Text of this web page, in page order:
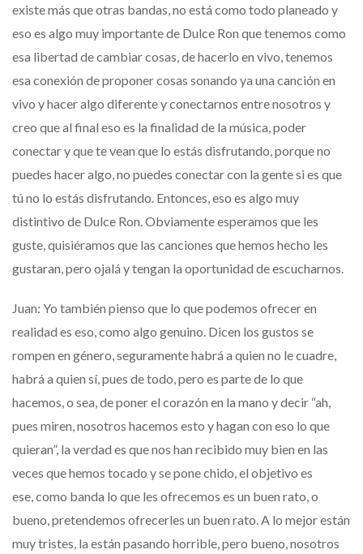
existe más que otras bandas, no está como todo planeado y
eso es algo muy importante de Dulce Ron que tenemos como
esa libertad de cambiar cosas, de hacerlo en vivo, tenemos
esa conexión de proponer cosas sonando ya una canción en
vivo y hacer algo diferente y conectarnos entre nosotros y
creo que al final eso es la finalidad de la música, poder
conectar y que te vean que lo estás disfrutando, porque no
puedes hacer algo, no puedes conectar con la gente si es que
tú no lo estás disfrutando. Entonces, eso es algo muy
distintivo de Dulce Ron. Obviamente esperamos que les
guste, quisiéramos que las canciones que hemos hecho les
gustaran, pero ojalá y tengan la oportunidad de escucharnos.
Juan: Yo también pienso que lo que podemos ofrecer en
realidad es eso, como algo genuino. Dicen los gustos se
rompen en género, seguramente habrá a quien no le cuadre,
habrá a quien sí, pues de todo, pero es parte de lo que
hacemos, o sea, de poner el corazón en la mano y decir “ah,
pues miren, nosotros hacemos esto y hagan con eso lo que
quieran”, la verdad es que nos han recibido muy bien en las
veces que hemos tocado y se pone chido, el objetivo es
ese, como banda lo que les ofrecemos es un buen rato, o
bueno, pretendemos ofrecerles un buen rato. A lo mejor están
muy tristes, la están pasando horrible, pero bueno, nosotros